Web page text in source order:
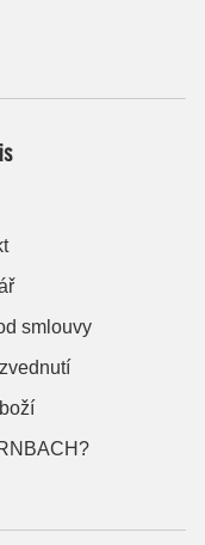
smlouvy